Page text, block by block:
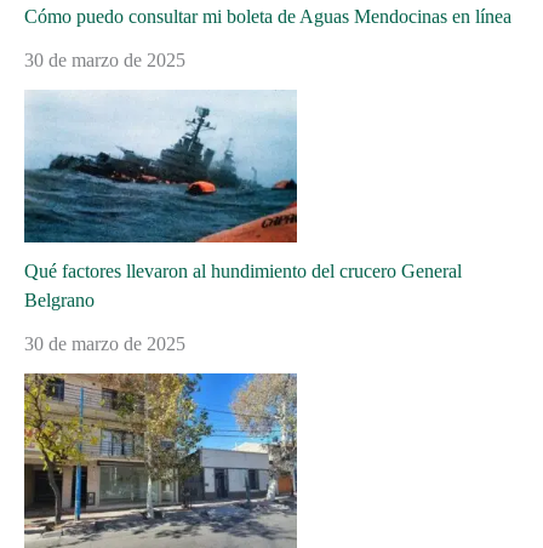
Cómo puedo consultar mi boleta de Aguas Mendocinas en línea
30 de marzo de 2025
Qué factores llevaron al hundimiento del crucero General
Belgrano
30 de marzo de 2025